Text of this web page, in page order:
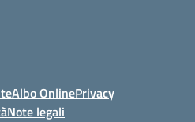
Albo OnlinePrivacy
Note legali